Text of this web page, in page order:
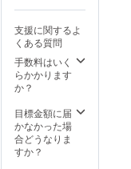
支援に関するよ
くある質問
手数料はいく
らかかります
か？
目標金額に届
かなかった場
合どうなりま
すか？